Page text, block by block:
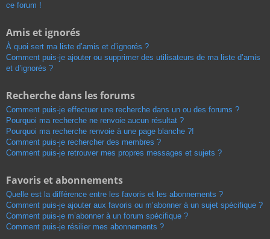
ce forum !
Amis et ignorés
À quoi sert ma liste d’amis et d’ignorés ?
Comment puis-je ajouter ou supprimer des utilisateurs de ma liste d’amis
et d’ignorés ?
Recherche dans les forums
Comment puis-je effectuer une recherche dans un ou des forums ?
Pourquoi ma recherche ne renvoie aucun résultat ?
Pourquoi ma recherche renvoie à une page blanche ?!
Comment puis-je rechercher des membres ?
Comment puis-je retrouver mes propres messages et sujets ?
Favoris et abonnements
Quelle est la différence entre les favoris et les abonnements ?
Comment puis-je ajouter aux favoris ou m’abonner à un sujet spécifique ?
Comment puis-je m’abonner à un forum spécifique ?
Comment puis-je résilier mes abonnements ?